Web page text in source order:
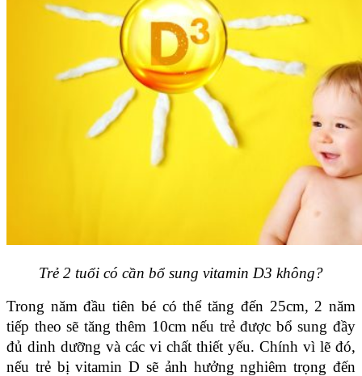
Trẻ 2 tuổi có cần bổ sung vitamin D3 không?
Trong năm đầu tiên bé có thể tăng đến 25cm, 2 năm
tiếp theo sẽ tăng thêm 10cm nếu trẻ được bổ sung đầy
đủ dinh dưỡng và các vi chất thiết yếu. Chính vì lẽ đó,
nếu trẻ bị vitamin D sẽ ảnh hưởng nghiêm trọng đến